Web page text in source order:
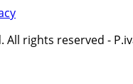
All rights reserved -